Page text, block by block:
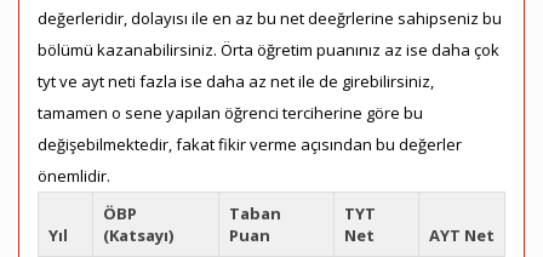
değerleridir, dolayısı ile en az bu net deeğrlerine sahipseniz bu
bölümü kazanabilirsiniz. Örta öğretim puanınız az ise daha çok
tyt ve ayt neti fazla ise daha az net ile de girebilirsiniz,
tamamen o sene yapılan öğrenci terciherine göre bu
değişebilmektedir, fakat fikir verme açısından bu değerler
önemlidir.
Yıl
ÖBP
(Katsayı)
Taban
Puan
TYT
Net
AYT Net